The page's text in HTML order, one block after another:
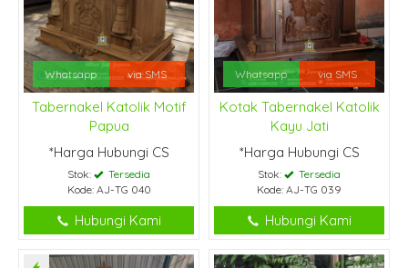
Whatsapp via SMS
Tabernakel Katolik Motif
Papua
*Harga Hubungi CS
Stok:
Tersedia
Kode: AJ-TG 040
Hubungi Kami
Whatsapp via SMS
Kotak Tabernakel Katolik
Kayu Jati
*Harga Hubungi CS
Stok:
Tersedia
Kode: AJ-TG 039
Hubungi Kami